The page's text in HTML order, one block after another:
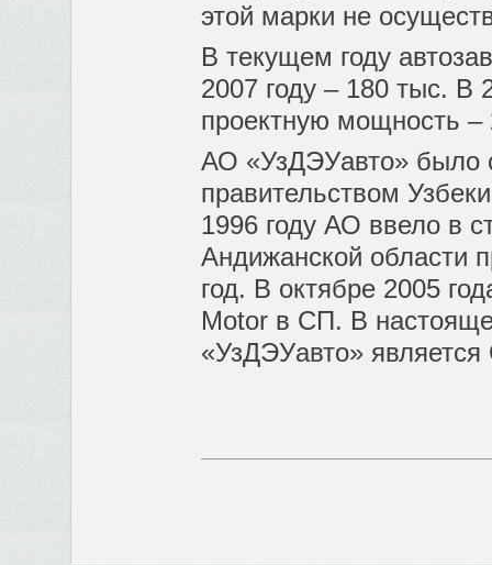
этой марки не
В текущем году
2007 году – 180 тыс. В
проектную мощность
АО «УзДЭУавто» было
правительством
1996 году АО ввело в
Андижанской области
год. В октябре 2005
Motor в СП. В
«УзДЭУавто»